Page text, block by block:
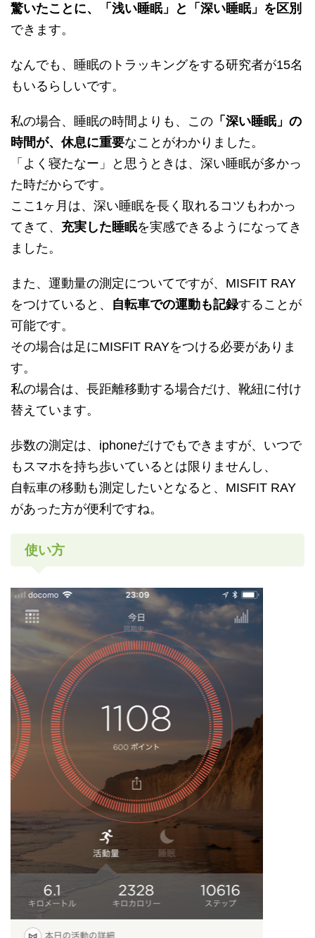
驚いたことに、「浅い睡眠」と「深い睡眠」を区別
できます。
なんでも、睡眠のトラッキングをする研究者が15名
もいるらしいです。
私の場合、睡眠の時間よりも、この 「深い睡眠」の
時間が、休息に重要なことがわかりました。
「よく寝たなー」と思うときは、深い睡眠が多かっ
た時だからです。
ここ1ヶ月は、深い睡眠を長く取れるコツもわかっ
てきて、 充実した睡眠を実感できるようになってき
ました。
また、運動量の測定についてですが、MISFIT RAY
をつけていると、 自転車での運動も記録することが
可能です。
その場合は足にMISFIT RAYをつける必要がありま
す。
私の場合は、長距離移動する場合だけ、靴紐に付け
替えています。
歩数の測定は、iphoneだけでもできますが、いつで
もスマホを持ち歩いているとは限りませんし、
自転車の移動も測定したいとなると、MISFIT RAY
があった方が便利ですね。
使い方